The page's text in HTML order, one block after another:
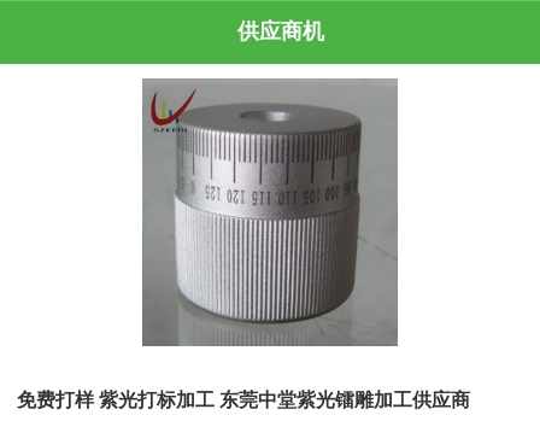
供应商机
免费打样 紫光打标加工 东莞中堂紫光镭雕加工供应商